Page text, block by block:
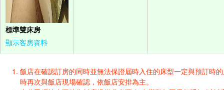
標準雙床房
顯示客房資料
飯店在確認訂房的同時並無法保證屆時入住的床型一定與預訂時
時再次與飯店現場確認，依飯店安排為主。